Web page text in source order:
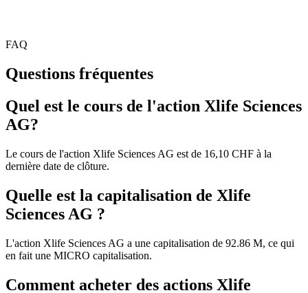
FAQ
Questions fréquentes
Quel est le cours de l'action Xlife Sciences
AG?
Le cours de l'action Xlife Sciences AG est de 16,10 CHF à la
dernière date de clôture.
Quelle est la capitalisation de Xlife
Sciences AG ?
L'action Xlife Sciences AG a une capitalisation de 92.86 M, ce qui
en fait une MICRO capitalisation.
Comment acheter des actions Xlife